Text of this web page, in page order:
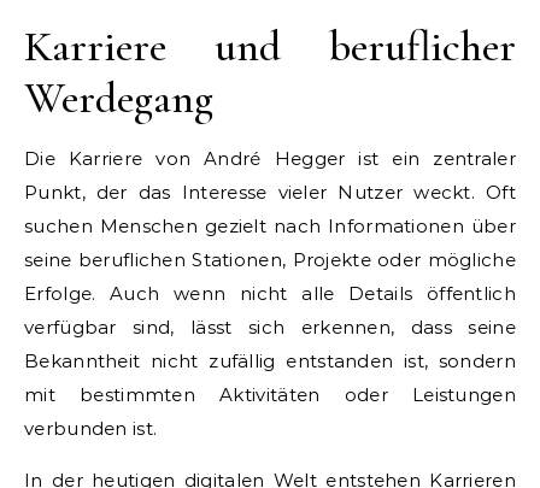
Karriere und beruflicher
Werdegang
Die Karriere von André Hegger ist ein zentraler
Punkt, der das Interesse vieler Nutzer weckt. Oft
suchen Menschen gezielt nach Informationen über
seine beruflichen Stationen, Projekte oder mögliche
Erfolge. Auch wenn nicht alle Details öffentlich
verfügbar sind, lässt sich erkennen, dass seine
Bekanntheit nicht zufällig entstanden ist, sondern
mit bestimmten Aktivitäten oder Leistungen
verbunden ist.
In der heutigen digitalen Welt entstehen Karrieren